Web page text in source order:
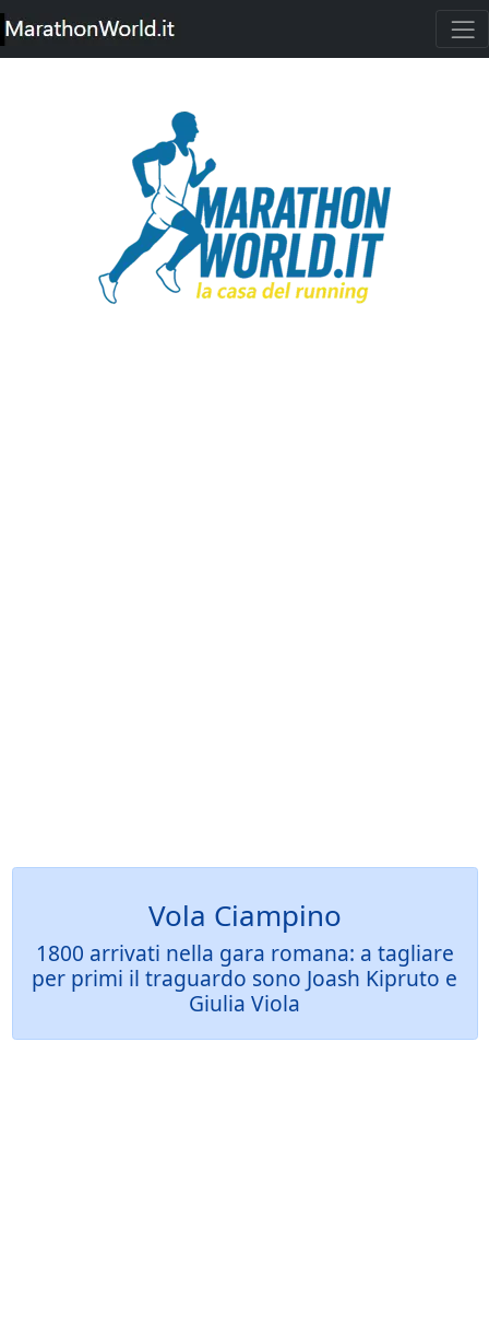
Vola Ciampino
1800 arrivati nella gara romana: a tagliare
per primi il traguardo sono Joash Kipruto e
Giulia Viola